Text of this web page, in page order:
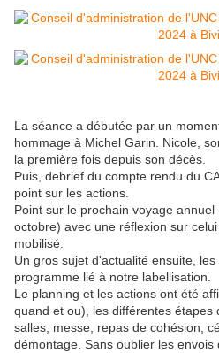
La séance a débutée par un
hommage à Michel Garin. Nicole,
la première fois depuis son décès.
Puis, debrief du compte rendu du
point sur les actions.
Point sur le prochain voyage
octobre) avec une réflexion sur
mobilisé.
Un gros sujet d'actualité ensuite,
programme lié à notre labellisation.
Le planning et les actions ont été
quand et ou), les différentes étapes
salles, messe, repas de cohésion,
démontage. Sans oublier les envois